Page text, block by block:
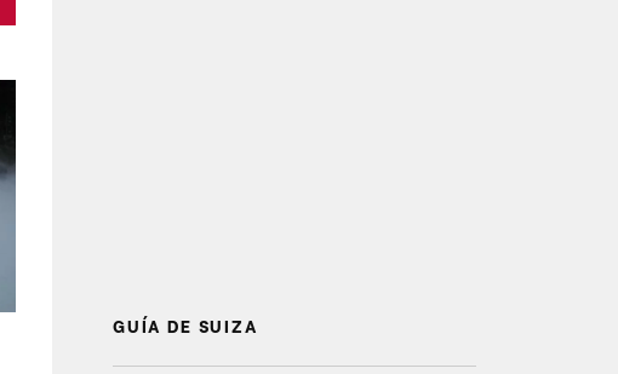
GUÍA DE SUIZA